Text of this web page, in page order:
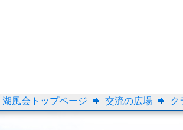
湖風会トップページ 交流の広場 ク